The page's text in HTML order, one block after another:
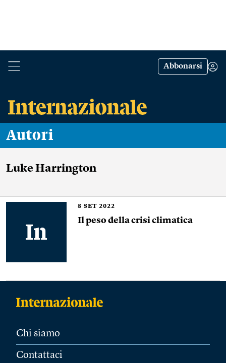
Abbonarsi
Autori
Luke Harrington
8 SET 2022
Il peso della crisi climatica
Chi siamo
Contattaci